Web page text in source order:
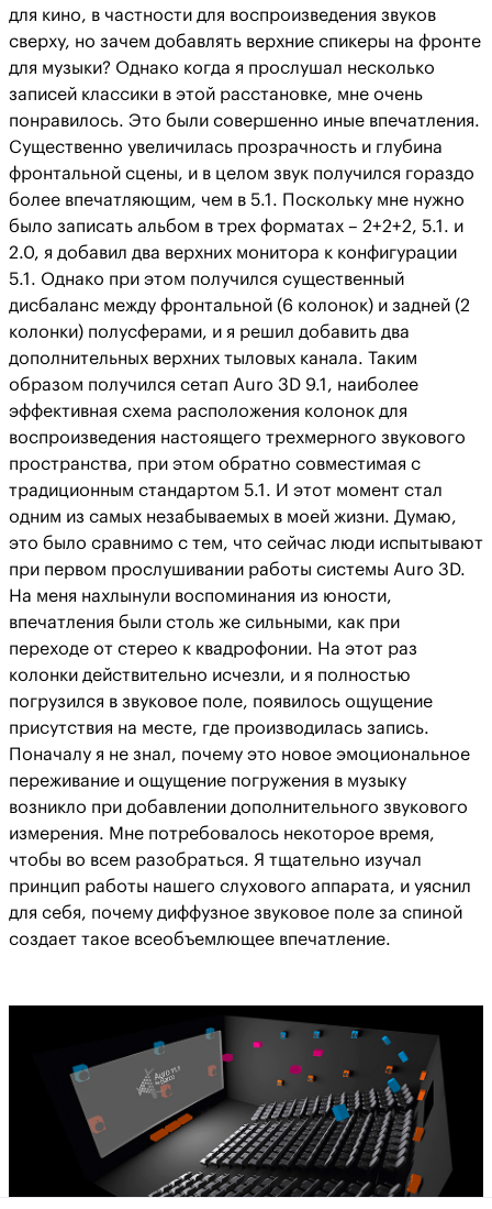
для кино, в частности для воспроизведения звуков
сверху, но зачем добавлять верхние спикеры на фронте
для музыки? Однако когда я прослушал несколько
записей классики в этой расстановке, мне очень
понравилось. Это были совершенно иные впечатления.
Существенно увеличилась прозрачность и глубина
фронтальной сцены, и в целом звук получился гораздо
более впечатляющим, чем в 5.1. Поскольку мне нужно
было записать альбом в трех форматах – 2+2+2, 5.1. и
2.0, я добавил два верхних монитора к конфигурации
5.1. Однако при этом получился существенный
дисбаланс между фронтальной (6 колонок) и задней (2
колонки) полусферами, и я решил добавить два
дополнительных верхних тыловых канала. Таким
образом получился сетап Auro 3D 9.1, наиболее
эффективная схема расположения колонок для
воспроизведения настоящего трехмерного звукового
пространства, при этом обратно совместимая с
традиционным стандартом 5.1. И этот момент стал
одним из самых незабываемых в моей жизни. Думаю,
это было сравнимо с тем, что сейчас люди испытывают
при первом прослушивании работы системы Auro 3D.
На меня нахлынули воспоминания из юности,
впечатления были столь же сильными, как при
переходе от стерео к квадрофонии. На этот раз
колонки действительно исчезли, и я полностью
погрузился в звуковое поле, появилось ощущение
присутствия на месте, где производилась запись.
Поначалу я не знал, почему это новое эмоциональное
переживание и ощущение погружения в музыку
возникло при добавлении дополнительного звукового
измерения. Мне потребовалось некоторое время,
чтобы во всем разобраться. Я тщательно изучал
принцип работы нашего слухового аппарата, и уяснил
для себя, почему диффузное звуковое поле за спиной
создает такое всеобъемлющее впечатление.